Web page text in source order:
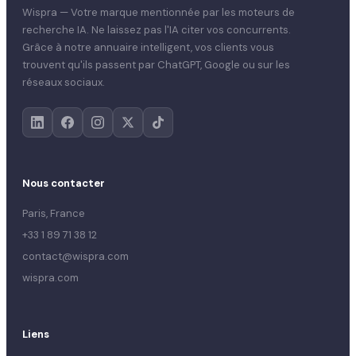
Wispra — Votre marque mentionnée par les moteurs de
recherche IA. Ne laissez pas l'IA citer vos concurrents.
Grâce à notre annuaire intelligent, vos clients vous
trouvent qu'ils passent par ChatGPT, Google ou sur les
réseaux sociaux.
Nous contacter
Paris, France
+33 1 89 71 38 12
contact@wispra.com
wispra.com
Liens